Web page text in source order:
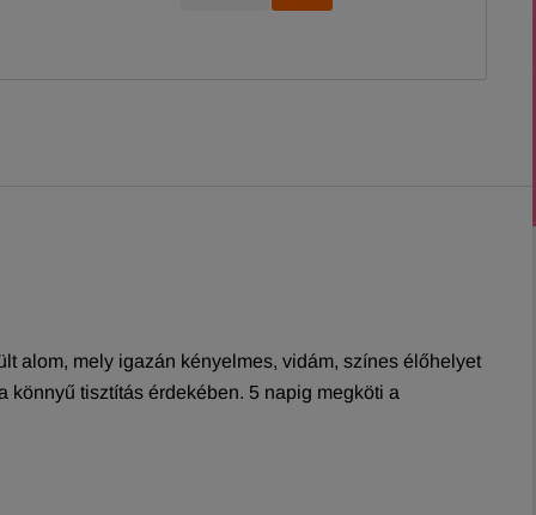
alom, mely igazán kényelmes, vidám, színes élőhelyet
könnyű tisztítás érdekében. 5 napig megköti a